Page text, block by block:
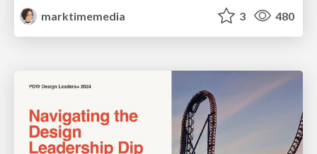
marktimemedia
3 480